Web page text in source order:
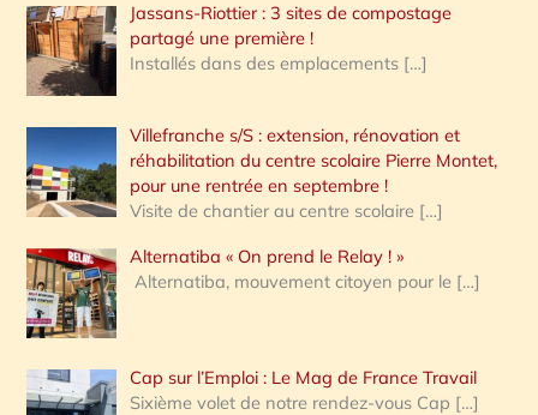
Jassans-Riottier : 3 sites de compostage
partagé une première !
Installés dans des emplacements […]
Villefranche s/S : extension, rénovation et
réhabilitation du centre scolaire Pierre Montet,
pour une rentrée en septembre !
Visite de chantier au centre scolaire […]
Alternatiba « On prend le Relay ! »
Alternatiba, mouvement citoyen pour le […]
Cap sur l’Emploi : Le Mag de France Travail
Sixième volet de notre rendez-vous Cap […]